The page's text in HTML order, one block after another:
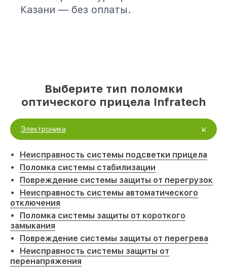
Казани — без оплаты.
Выберите тип поломки
оптического прицела Infratech
Электроника
Неисправность системы подсветки прицела
Поломка системы стабилизации
Повреждение системы защиты от перегрузок
Неисправность системы автоматического
отключения
Поломка системы защиты от короткого
замыкания
Повреждение системы защиты от перегрева
Неисправность системы защиты от
перенапряжения